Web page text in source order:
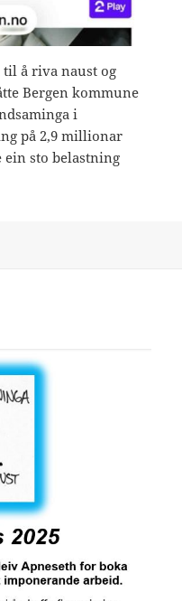
å riva naust og
Bergen kommune
i
på 2,9 millionar
ein sto belastning